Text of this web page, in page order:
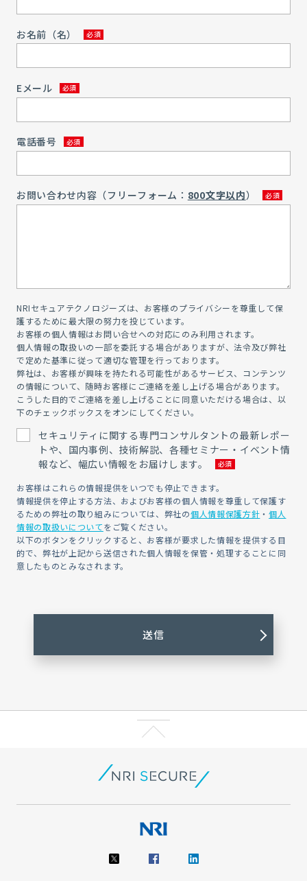
お名前（名）
Eメール
電話番号
お問い合わせ内容（フリーフォーム： 800文字以内）
NRIセキュアテクノロジーズは、お客様のプライバシーを尊重して保
護するために最大限の努力を投じています。
お客様の個人情報はお問い合せへの対応にのみ利用されます。
個人情報の取扱いの一部を委託する場合がありますが、法令及び弊社
で定めた基準に従って適切な管理を行っております。
弊社は、お客様が興味を持たれる可能性があるサービス、コンテンツ
の情報について、随時お客様にご連絡を差し上げる場合があります。
こうした目的でご連絡を差し上げることに同意いただける場合は、以
下のチェックボックスをオンにしてください。
セキュリティに関する専門コンサルタントの最新レポー
トや、国内事例、技術解説、各種セミナー・イベント情
報など、幅広い情報をお届けします。
お客様はこれらの情報提供をいつでも停止できます。
情報提供を停止する方法、およびお客様の個人情報を尊重して保護す
るための弊社の取り組みについては、弊社の個人情報保護方針 ・個人
情報の取扱いについてをご覧ください。
以下のボタンをクリックすると、お客様が要求した情報を提供する目
的で、弊社が上記から送信された個人情報を保管・処理することに同
意したものとみなされます。